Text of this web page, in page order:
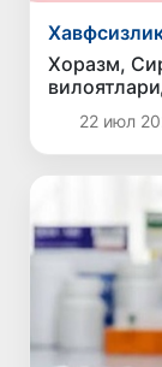
Хоразм,
этилди
22 июл